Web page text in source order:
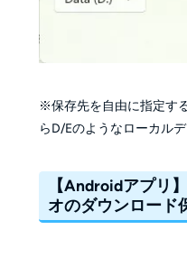
※保存先を自由に指定す
らD/Eのようなローカル
【Androidアプリ
オのダウンロード